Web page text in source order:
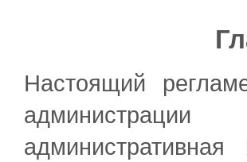
Настоящий